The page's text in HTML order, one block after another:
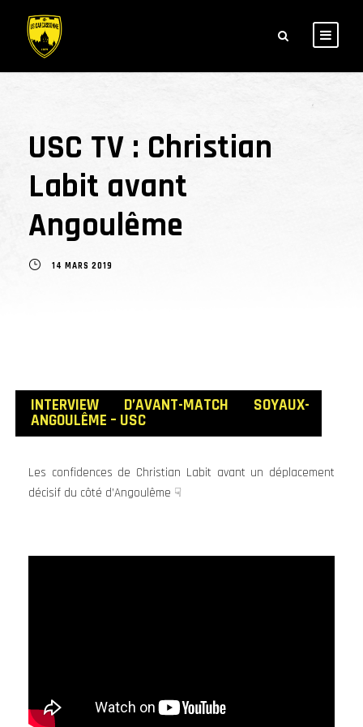
USC TV : Christian
Labit avant
Angoulême
14 MARS 2019
INTERVIEW D’AVANT-MATCH SOYAUX-
ANGOULÊME – USC
Les confidences de Christian Labit avant un déplacement
décisif du côté d’Angoulême ☟